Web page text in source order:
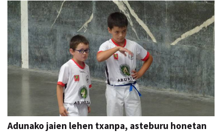
Adunako jaien lehen txanpa, asteburu honetan